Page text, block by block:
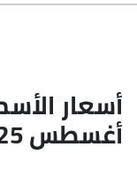
أغسطس 2025